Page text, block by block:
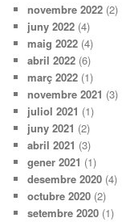
novembre 2022 (2)
juny 2022 (4)
maig 2022 (4)
abril 2022 (6)
març 2022 (1)
novembre 2021 (3)
juliol 2021 (1)
juny 2021 (2)
abril 2021 (3)
gener 2021 (1)
desembre 2020 (4)
octubre 2020 (2)
setembre 2020 (1)